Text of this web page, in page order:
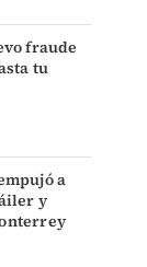
fraude
tu
a
y